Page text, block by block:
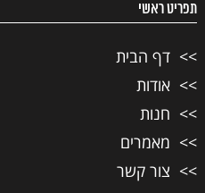
תפריט ראשי
דף הבית
אודות
חנות
מאמרים
צור קשר